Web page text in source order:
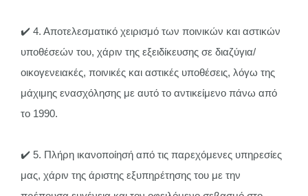
✔️ 4. Αποτελεσματικό χειρισμό των ποινικών και αστικών
υποθέσεών του, χάριν της εξειδίκευσης σε διαζύγια/
οικογενειακές, ποινικές και αστικές υποθέσεις, λόγω της
μάχιμης ενασχόλησης με αυτό το αντικείμενο πάνω από
το 1990.
✔️ 5. Πλήρη ικανοποίησή από τις παρεχόμενες υπηρεσίες
μας, χάριν της άριστης εξυπηρέτησης του με την